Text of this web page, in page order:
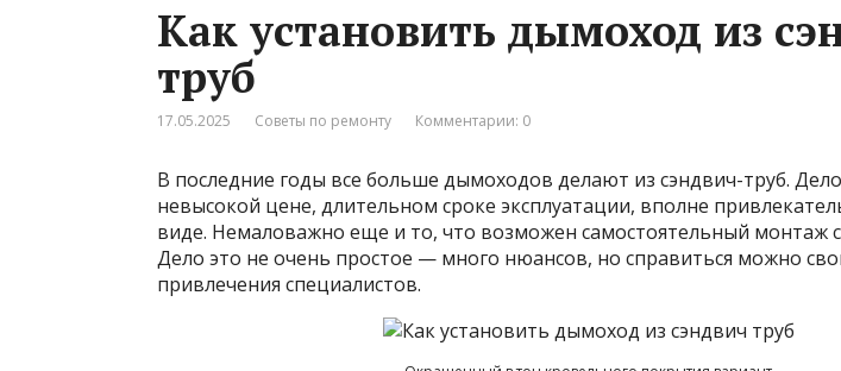
Как установить дымоход из
труб
17.05.2025 Советы по ремонту Комментарии: 0
В последние годы все больше дымоходов делают из сэндвич-труб.
невысокой цене, длительном сроке эксплуатации, вполне
виде. Немаловажно еще и то, что возможен самостоятельный монтаж
Дело это не очень простое — много нюансов, но справиться можно
привлечения специалистов.